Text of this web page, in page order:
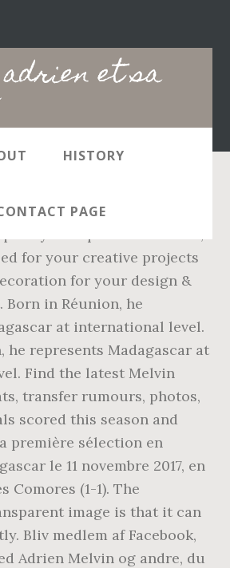
et sa
HISTORY
PAGE
Sa Femme Adrienne -
for your creative projects
for your design &
Born in Réunion, he
at international level.
he represents Madagascar at
Find the latest Melvin
transfer rumours, photos,
scored this season and
première sélection en
le 11 novembre 2017, en
Comores (1-1). The
image is that it can
Bliv medlem af Facebook,
Adrien Melvin og andre, du